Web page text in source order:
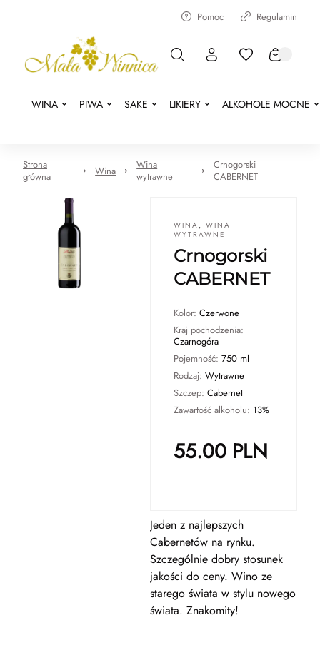
Pomoc Regulamin
WINA PIWA SAKE LIKIERY ALKOHOLE MOCNE
Strona
główna
Wina
Wina
wytrawne
Crnogorski
CABERNET
WINA , WINA
WYTRAWNE
Crnogorski
CABERNET
Kolor: Czerwone
Kraj pochodzenia:
Czarnogóra
Pojemność: 750 ml
Rodzaj: Wytrawne
Szczep: Cabernet
Zawartość alkoholu: 13%
55.00PLN
Jeden z najlepszych
Cabernetów na rynku.
Szczególnie dobry stosunek
jakości do ceny. Wino ze
starego świata w stylu nowego
świata. Znakomity!